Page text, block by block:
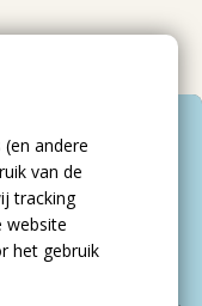
andere
van de
tracking
website
het gebruik